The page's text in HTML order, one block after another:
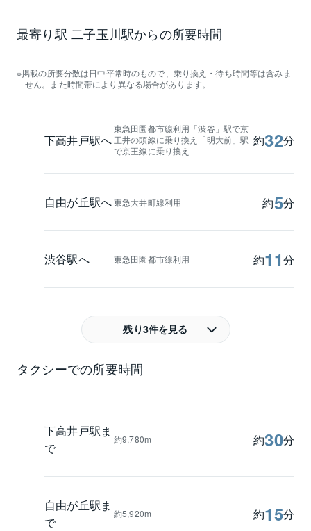
最寄り駅 二子玉川駅からの所要時間
掲載の所要分数は日中平常時のもので、乗り換え・待ち時間等は含みま
せん。また時間帯により異なる場合があります。
下高井戸駅へ
東急田園都市線利用「渋谷」駅で京
王井の頭線に乗り換え「明大前」駅
で京王線に乗り換え
約32分
自由が丘駅へ東急大井町線利用 約5分
渋谷駅へ 東急田園都市線利用 約11分
残り3件を見る
タクシーでの所要時間
下高井戸駅ま
で
約9,780m 約30分
自由が丘駅ま
で
約5,920m 約15分